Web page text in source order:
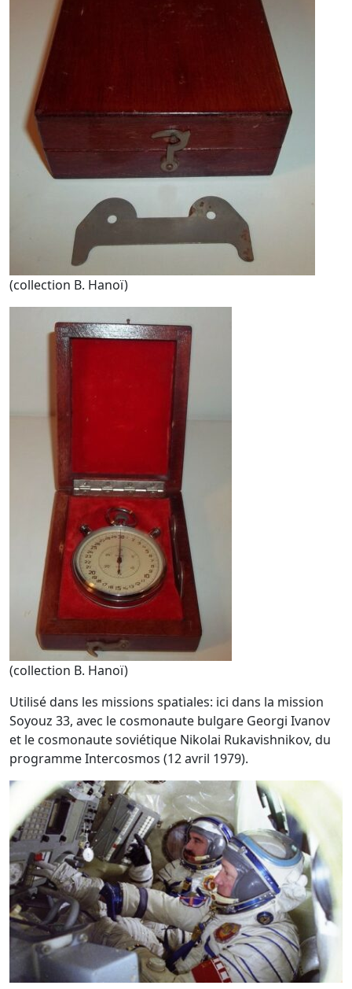
(collection B. Hanoï)
(collection B. Hanoï)
Utilisé dans les missions spatiales: ici dans la mission
Soyouz 33, avec le cosmonaute bulgare Georgi Ivanov
et le cosmonaute soviétique Nikolai Rukavishnikov, du
programme Intercosmos (12 avril 1979).